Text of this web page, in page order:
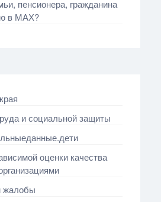
пенсионера, гражданина
в МАХ?
и социальной защиты
оценки качества
жалобы